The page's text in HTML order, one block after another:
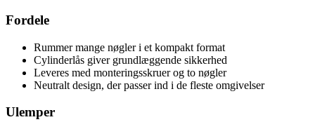
Fordele
Rummer mange nøgler i et kompakt format
Cylinderlås giver grundlæggende sikkerhed
Leveres med monteringsskruer og to nøgler
Neutralt design, der passer ind i de fleste omgivelser
Ulemper